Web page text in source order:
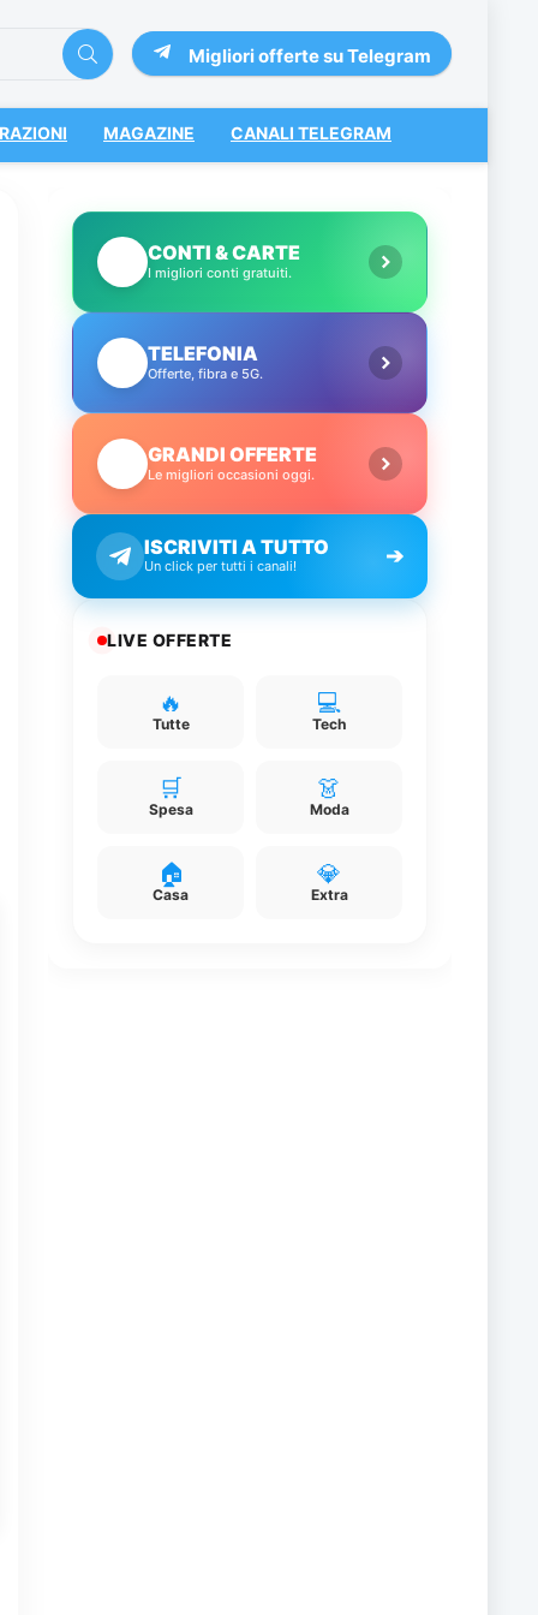
Migliori offerte su Telegram
MAGAZINE CANALI TELEGRAM
CONTI & CARTE
I migliori conti gratuiti.
TELEFONIA
Offerte, fibra e 5G.
GRANDI OFFERTE
Le migliori occasioni oggi.
ISCRIVITI A TUTTO
Un click per tutti i canali! ➔
LIVE OFFERTE
🔥
Tutte
💻
Tech
🛒
Spesa
👗
Moda
🏠
Casa
💎
Extra